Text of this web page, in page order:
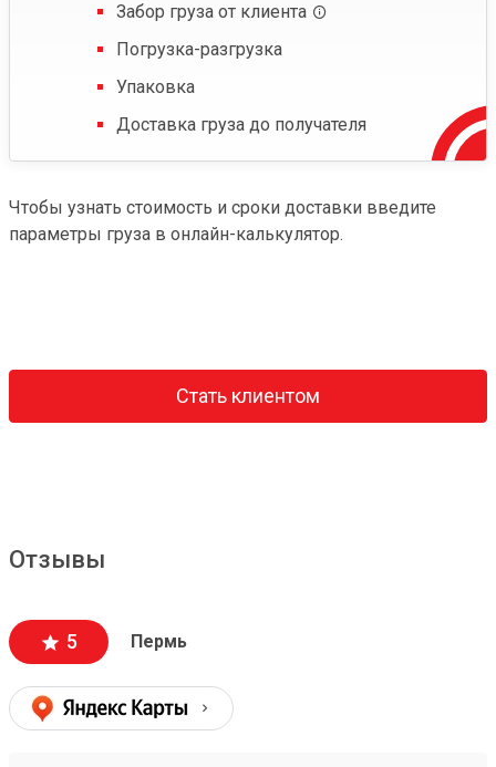
Забор груза от клиента
Погрузка-разгрузка
Упаковка
Доставка груза до получателя
Чтобы узнать стоимость и сроки доставки введите
параметры груза в онлайн-калькулятор.
Стать клиентом
Отзывы
5 Пермь